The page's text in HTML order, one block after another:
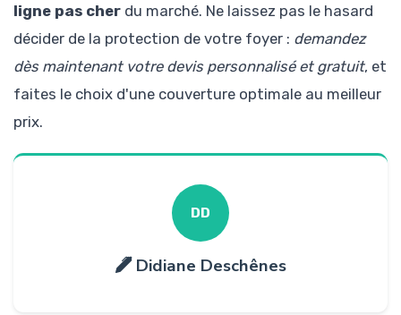
ligne pas cher du marché. Ne laissez pas le hasard
décider de la protection de votre foyer : demandez
dès maintenant votre devis personnalisé et gratuit, et
faites le choix d'une couverture optimale au meilleur
prix.
DD
Didiane Deschênes